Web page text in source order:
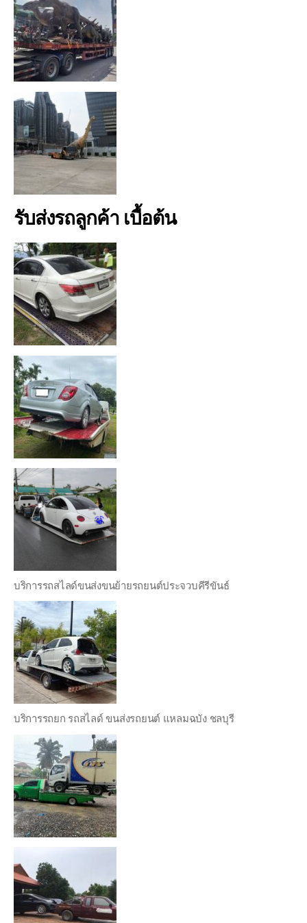
รับส่งรถลูกค้า เบื้อต้น
บริการรถสไลด์ขนส่งขนย้ายรถยนต์ประจวบคีรีขันธ์
บริการรถยก รถสไลด์ ขนส่งรถยนต์ แหลมฉบัง ชลบุรี